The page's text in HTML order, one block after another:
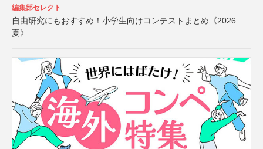
編集部セレクト
自由研究にもおすすめ！小学生向けコンテストまとめ《2026
夏》